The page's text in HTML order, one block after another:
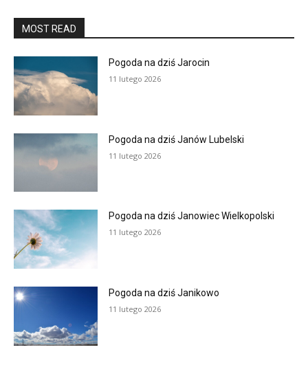
MOST READ
Pogoda na dziś Jarocin
11 lutego 2026
Pogoda na dziś Janów Lubelski
11 lutego 2026
Pogoda na dziś Janowiec Wielkopolski
11 lutego 2026
Pogoda na dziś Janikowo
11 lutego 2026